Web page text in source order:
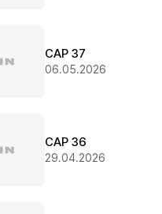
CAP 37
06.05.2026
CAP 36
29.04.2026